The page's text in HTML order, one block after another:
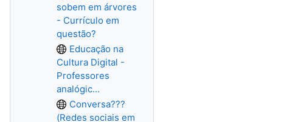
sobem em árvores
- Currículo em
questão?
Educação na
Cultura Digital -
Professores
analógic...
Conversa???
(Redes sociais em